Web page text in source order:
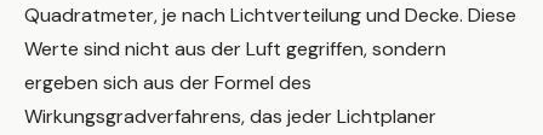
Quadratmeter, je nach Lichtverteilung und Decke. Diese
Werte sind nicht aus der Luft gegriffen, sondern
ergeben sich aus der Formel des
Wirkungsgradverfahrens, das jeder Lichtplaner